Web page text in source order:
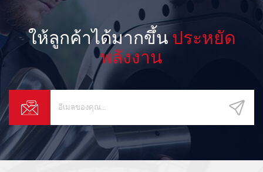
ให้ลูกค้าได้มากขึ้น ประหยัด
พลังงาน